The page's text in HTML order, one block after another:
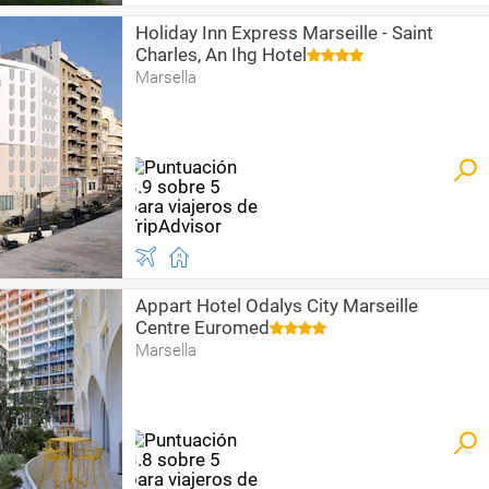
Holiday Inn Express Marseille - Saint
Charles, An Ihg Hotel
Marsella
Appart Hotel Odalys City Marseille
Centre Euromed
Marsella